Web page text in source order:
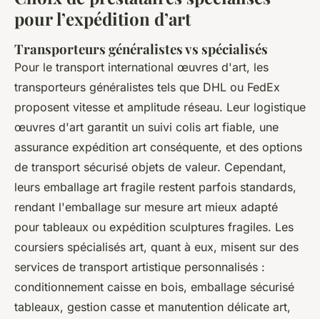
pour l’expédition d’art
Transporteurs généralistes vs spécialisés
Pour le transport international œuvres d'art, les
transporteurs généralistes tels que DHL ou FedEx
proposent vitesse et amplitude réseau. Leur logistique
œuvres d'art garantit un suivi colis art fiable, une
assurance expédition art conséquente, et des options
de transport sécurisé objets de valeur. Cependant,
leurs emballage art fragile restent parfois standards,
rendant l'emballage sur mesure art mieux adapté
pour tableaux ou expédition sculptures fragiles. Les
coursiers spécialisés art, quant à eux, misent sur des
services de transport artistique personnalisés :
conditionnement caisse en bois, emballage sécurisé
tableaux, gestion casse et manutention délicate art,